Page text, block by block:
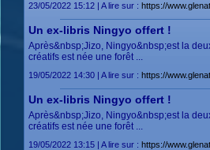
23/05/2022 15:12 | A lire sur : https://
Un ex-libris Ningyo offert !
Après&nbsp;Jizo, Ningyo&nbsp;est la
créatifs est née une forêt ...
19/05/2022 14:30 | A lire sur : https://
Un ex-libris Ningyo offert !
Après&nbsp;Jizo, Ningyo&nbsp;est la
créatifs est née une forêt ...
19/05/2022 13:15 | A lire sur : https://